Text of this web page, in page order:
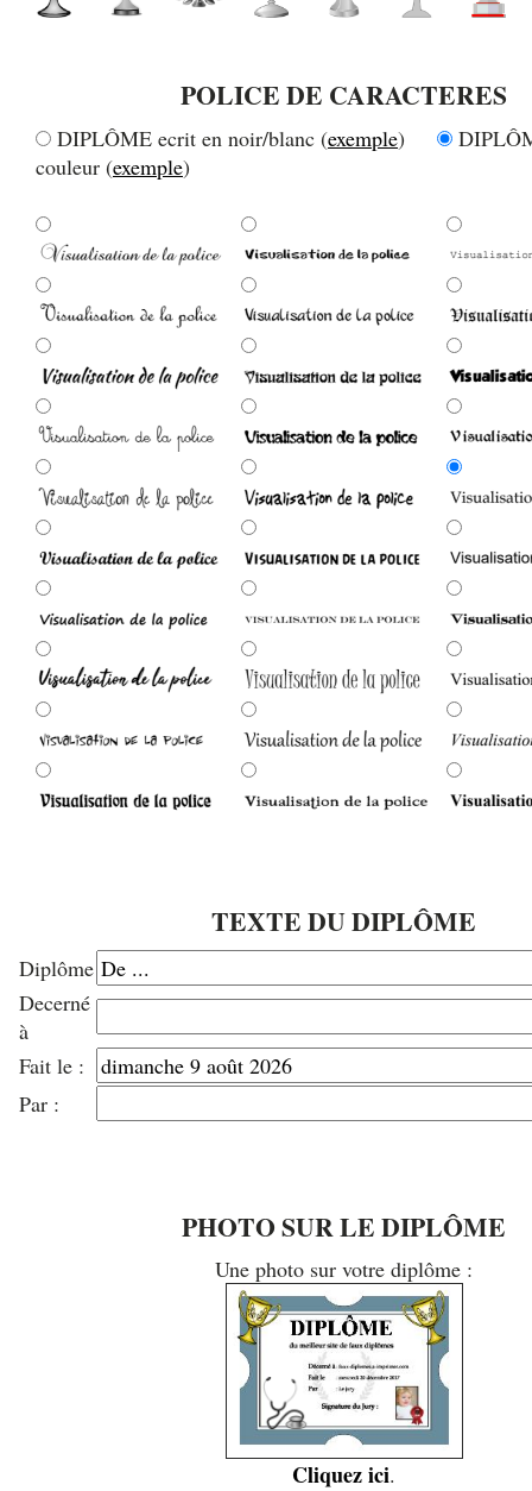
POLICE DE CARACTERES
DIPLÔME ecrit en noir/blanc (exemple)
couleur (exemple)
TEXTE DU DIPLÔME
Diplôme
Decerné
à
Fait le :
Par :
PHOTO SUR LE DIPLÔME
Une photo sur votre diplôme :
Cliquez ici.